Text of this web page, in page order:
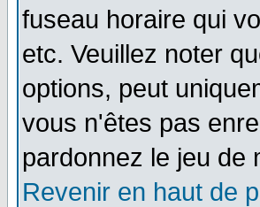
fuseau horaire qui
etc. Veuillez noter
options, peut
vous n'êtes pas
pardonnez le jeu de
Revenir en haut de